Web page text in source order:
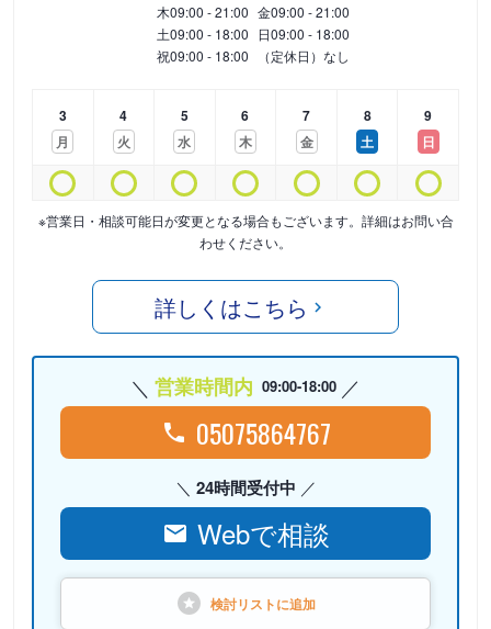
木09:00 - 21:00 金09:00 - 21:00
土09:00 - 18:00 日09:00 - 18:00
祝09:00 - 18:00 （定休日）なし
3
月
4
火
5
水
6
木
7
金
8
土
9
日
※営業日・相談可能日が変更となる場合もございます。詳細はお問い合
わせください。
詳しくはこちら
営業時間内 09:00-18:00
05075864767
24時間受付中
Webで相談
検討リストに追加